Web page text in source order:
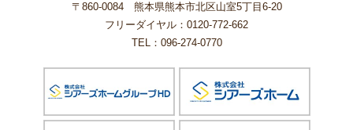
〒860-0084 熊本県熊本市北区山室5丁目6-20
フリーダイヤル：0120-772-662
TEL：096-274-0770